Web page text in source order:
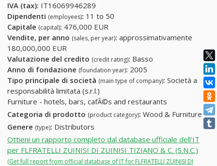
IVA (tax): IT16069946289
Dipendenti (employees): 11 to 50
Capitale (capital): 476,000 EUR
Vendite, per anno (sales, per year): approssimativamente
180,000,000 EUR
Valutazione del credito (credit rating): Basso
Anno di fondazione (foundation year): 2005
Tipo principale di società (main type of company): Società a
responsabilità limitata (s.r.l.)
Furniture - hotels, bars, cafÃ©s and restaurants
Categoria di prodotto (product category): Wood & Furniture
Genere (type): Distributors
Ottieni un rapporto completo dal database ufficiale dell'IT
per FLFRATELLI ZUINISI DI ZUINISI TIZIANO & C. (S.N.C.)
(Get full report from official database of IT for FLFRATELLI ZUINISI DI